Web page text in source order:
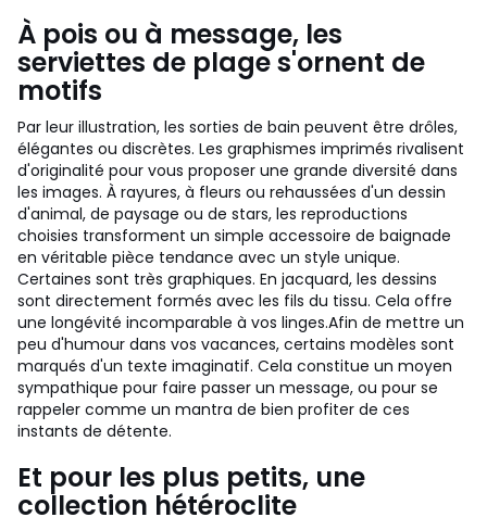
À pois ou à message, les
serviettes de plage s'ornent de
motifs
Par leur illustration, les sorties de bain peuvent être drôles,
élégantes ou discrètes. Les graphismes imprimés rivalisent
d'originalité pour vous proposer une grande diversité dans
les images. À rayures, à fleurs ou rehaussées d'un dessin
d'animal, de paysage ou de stars, les reproductions
choisies transforment un simple accessoire de baignade
en véritable pièce tendance avec un style unique.
Certaines sont très graphiques. En jacquard, les dessins
sont directement formés avec les fils du tissu. Cela offre
une longévité incomparable à vos linges.Afin de mettre un
peu d'humour dans vos vacances, certains modèles sont
marqués d'un texte imaginatif. Cela constitue un moyen
sympathique pour faire passer un message, ou pour se
rappeler comme un mantra de bien profiter de ces
instants de détente.
Et pour les plus petits, une
collection hétéroclite